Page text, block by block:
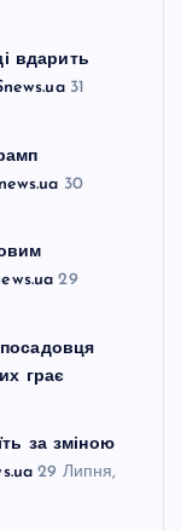
вдарить
31
30
29
посадовця
грає
за зміною
29 Липня,